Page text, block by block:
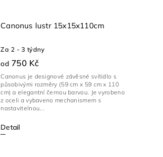
Canonus lustr 15x15x110cm
Za 2 - 3 týdny
od 750 Kč
Detail
Canonus je designové závěsné svítidlo s
působivými rozměry (59 cm x 59 cm x 110
cm) a elegantní černou barvou. Je vyrobeno
z oceli a vybaveno mechanismem s
nastavitelnou...